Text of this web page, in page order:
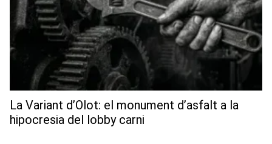
La Variant d’Olot: el monument d’asfalt a la
hipocresia del lobby carni